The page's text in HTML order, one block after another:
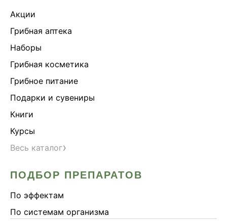
Акции
Грибная аптека
Наборы
Грибная косметика
Грибное питание
Подарки и сувениры
Книги
Курсы
Весь каталог›
ПОДБОР ПРЕПАРАТОВ
По эффектам
По системам организма